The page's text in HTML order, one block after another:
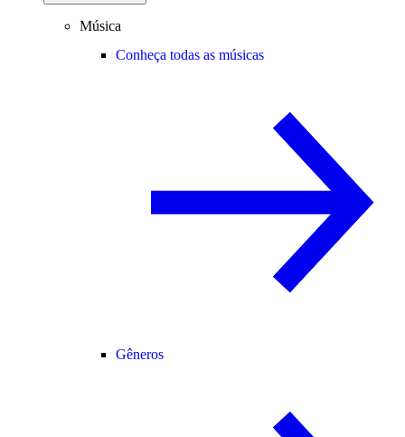
Música
Conheça todas as músicas
Gêneros